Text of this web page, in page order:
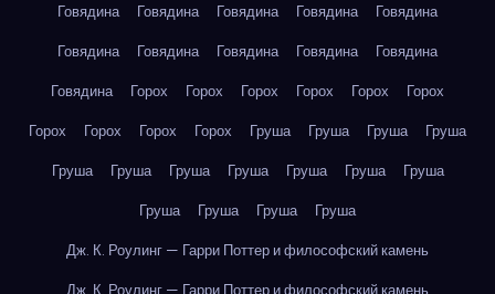
Говядина
Говядина Говядина Говядина
Говядина
Говядина
Говядина Говядина Говядина
Говядина
Говядина
Горох Горох Горох Горох Горох
Горох
Горох
Горох Горох Горох Груша Груша Груша
Груша
Груша
Груша Груша Груша Груша Груша
Груша
Груша
Груша Груша
Груша
Дж. К. Роулинг — Гарри Поттер и философский камень